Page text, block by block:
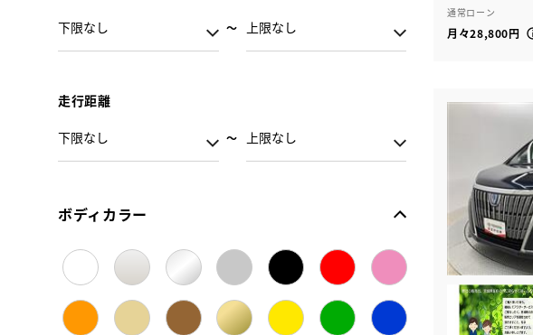
走行距離
ボディカラー
通常ローン
月々28,800円